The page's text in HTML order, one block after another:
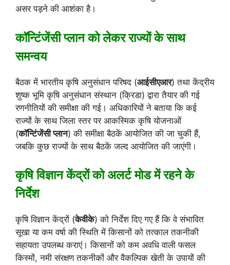
असर पड़ने की आशंका है।
कॉन्टिंजेंसी प्लान को लेकर राज्यों के साथ
समन्वय
बैठक में भारतीय कृषि अनुसंधान परिषद (आईसीएआर) तथा केंद्रीय
शुष्क भूमि कृषि अनुसंधान संस्थान (क्रिडा) द्वारा तैयार की गई
रणनीतियों की समीक्षा की गई। अधिकारियों ने बताया कि कई
राज्यों के साथ जिला स्तर पर आकस्मिक कृषि योजनाओं
(कॉन्टिंजेंसी प्लान) की समीक्षा बैठकें आयोजित की जा चुकी हैं,
जबकि कुछ राज्यों के साथ बैठकें जल्द आयोजित की जाएंगी।
कृषि विज्ञान केंद्रों को अलर्ट मोड में रहने के
निर्देश
कृषि विज्ञान केंद्रों (केवीके) को निर्देश दिए गए हैं कि वे संभावित
सूखा या कम वर्षा की स्थिति में किसानों को तत्काल तकनीकी
सहायता उपलब्ध कराएं। किसानों को कम अवधि वाली फसल
किस्मों, नमी संरक्षण तकनीकों और वैकल्पिक खेती के उपायों की